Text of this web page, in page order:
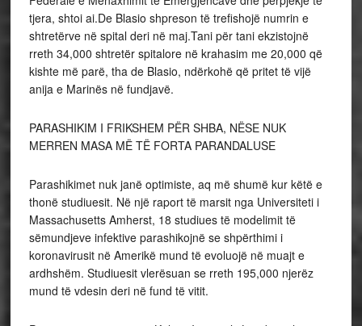
tjera, shtoi ai.De Blasio shpreson të trefishojë numrin e
shtretërve në spital deri në maj.Tani për tani ekzistojnë
rreth 34,000 shtretër spitalore në krahasim me 20,000 që
kishte më parë, tha de Blasio, ndërkohë që pritet të vijë
anija e Marinës në fundjavë.
PARASHIKIM I FRIKSHEM PËR SHBA, NËSE NUK
MERREN MASA MË TË FORTA PARANDALUSE
Parashikimet nuk janë optimiste, aq më shumë kur këtë e
thonë studiuesit. Në një raport të marsit nga Universiteti i
Massachusetts Amherst, 18 studiues të modelimit të
sëmundjeve infektive parashikojnë se shpërthimi i
koronavirusit në Amerikë mund të evoluojë në muajt e
ardhshëm. Studiuesit vlerësuan se rreth 195,000 njerëz
mund të vdesin deri në fund të vitit.